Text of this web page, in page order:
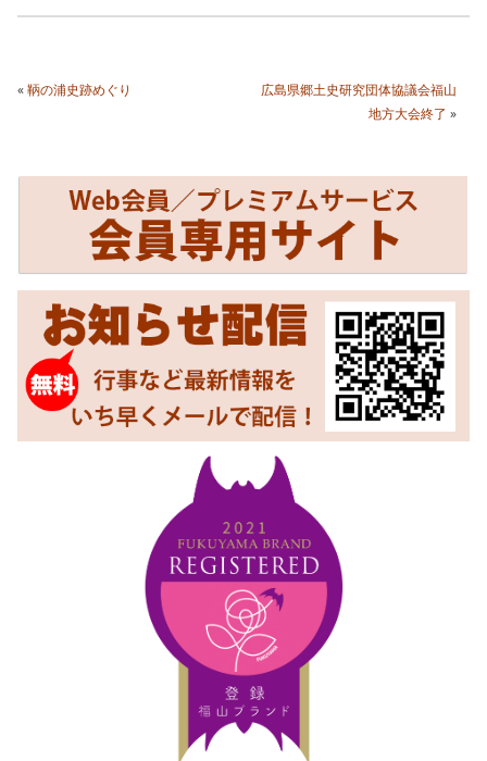
«鞆の浦史跡めぐり
広島県郷土史研究団体協議会福山
地方大会終了 »